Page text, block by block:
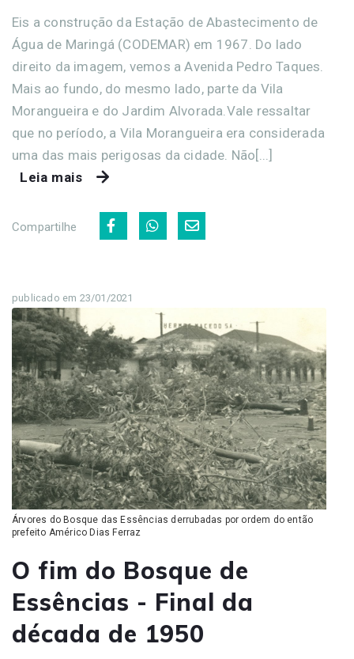
Eis a construção da Estação de Abastecimento de
Água de Maringá (CODEMAR) em 1967. Do lado
direito da imagem, vemos a Avenida Pedro Taques.
Mais ao fundo, do mesmo lado, parte da Vila
Morangueira e do Jardim Alvorada.Vale ressaltar
que no período, a Vila Morangueira era considerada
uma das mais perigosas da cidade. Não[...]
Leia mais
Compartilhe
publicado em 23/01/2021
Árvores do Bosque das Essências derrubadas por ordem do então
prefeito Américo Dias Ferraz
O fim do Bosque de
Essências - Final da
década de 1950